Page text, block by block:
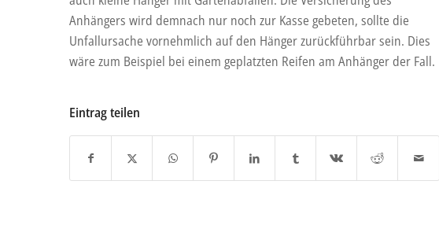
Anhängers wird demnach nur noch zur Kasse gebeten, sollte die
Unfallursache vornehmlich auf den Hänger zurückführbar sein. Dies
wäre zum Beispiel bei einem geplatzten Reifen am Anhänger der Fall.
Eintrag teilen